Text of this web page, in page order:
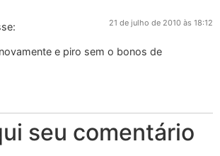
21 de julho de 2010 às 18:12
e piro sem o bonos de
seu comentário